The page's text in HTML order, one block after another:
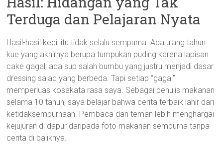
Terduga dan Pelajaran Nyata
Hasil-hasil kecil itu tidak selalu sempurna. Ada ulang tahun
kue yang akhirnya berupa tumpukan puding karena lapisan
cake gagal; ada sup salah bumbu yang justru menjadi dasar
dressing salad yang berbeda. Tapi setiap “gagal”
memperluas kosakata rasa saya. Sebagai penulis makanan
selama 10 tahun, saya belajar bahwa cerita terbaik lahir dari
ketidaksempurnaan. Pembaca dan teman lebih menghargai
kejujuran di dapur daripada foto makanan sempurna tanpa
cerita di baliknya.